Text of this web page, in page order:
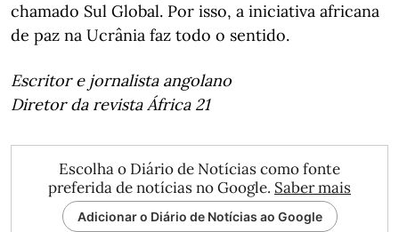
chamado Sul Global. Por isso, a iniciativa africana
de paz na Ucrânia faz todo o sentido.
Escritor e jornalista angolano
Diretor da revista África 21
Escolha o Diário de Notícias como fonte
preferida de notícias no Google. Saber mais
Adicionar o Diário de Notícias ao Google